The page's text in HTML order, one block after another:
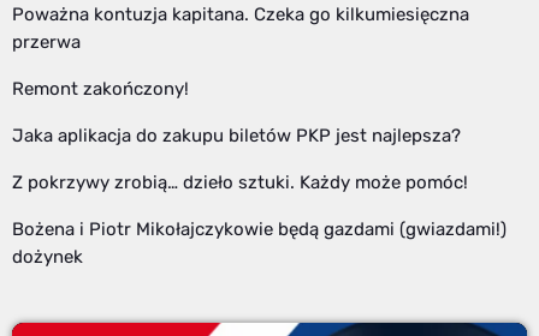
Poważna kontuzja kapitana. Czeka go kilkumiesięczna
przerwa
Remont zakończony!
Jaka aplikacja do zakupu biletów PKP jest najlepsza?
Z pokrzywy zrobią… dzieło sztuki. Każdy może pomóc!
Bożena i Piotr Mikołajczykowie będą gazdami (gwiazdami!)
dożynek